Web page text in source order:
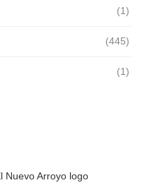
(1)
(445)
(1)